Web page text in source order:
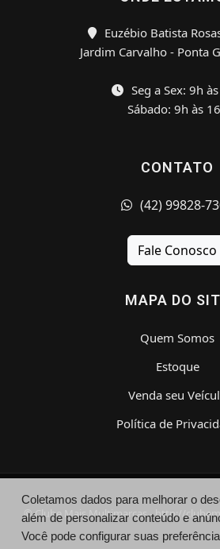
Euzébio Batista
Jardim Carvalho - Ponta
Seg a Sex: 9h
Sábado: 9h às
CONTATO
(42) 99828-
Fale Conosco
MAPA DO
Quem Somos
Estoque
Venda seu
Política de
© Clube Mais Multimarcas - http://
Coletamos dados para melhorar o
além de personalizar conteúdo e
Você pode configurar suas